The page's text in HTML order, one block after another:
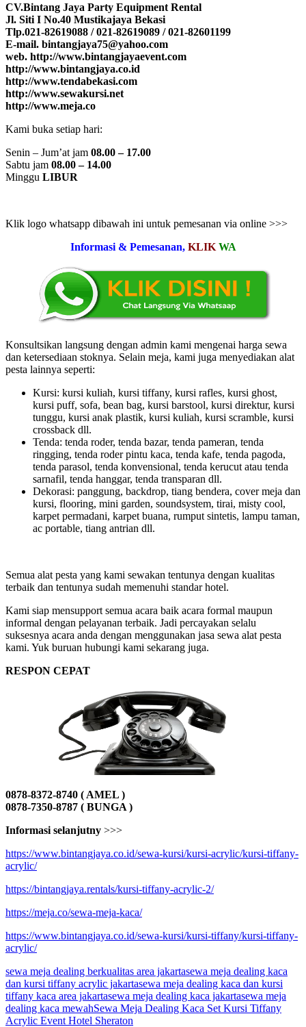
CV.Bintang Jaya Party Equipment Rental
Jl. Siti I No.40 Mustikajaya Bekasi
Tlp.021-82619088 / 021-82619089 / 021-82601199
E-mail. bintangjaya75@yahoo.com
web. http://www.bintangjayaevent.com
http://www.bintangjaya.co.id
http://www.tendabekasi.com
http://www.sewakursi.net
http://www.meja.co
Kami buka setiap hari:
Senin – Jum’at jam 08.00 – 17.00
Sabtu jam 08.00 – 14.00
Minggu LIBUR
Klik logo whatsapp dibawah ini untuk pemesanan via online >>>
Informasi & Pemesanan, KLIK WA
Konsultsikan langsung dengan admin kami mengenai harga sewa
dan ketersediaan stoknya. Selain meja, kami juga menyediakan alat
pesta lainnya seperti:
Kursi: kursi kuliah, kursi tiffany, kursi rafles, kursi ghost,
kursi puff, sofa, bean bag, kursi barstool, kursi direktur, kursi
tunggu, kursi anak plastik, kursi kuliah, kursi scramble, kursi
crossback dll.
Tenda: tenda roder, tenda bazar, tenda pameran, tenda
ringging, tenda roder pintu kaca, tenda kafe, tenda pagoda,
tenda parasol, tenda konvensional, tenda kerucut atau tenda
sarnafil, tenda hanggar, tenda transparan dll.
Dekorasi: panggung, backdrop, tiang bendera, cover meja dan
kursi, flooring, mini garden, soundsystem, tirai, misty cool,
karpet permadani, karpet buana, rumput sintetis, lampu taman,
ac portable, tiang antrian dll.
Semua alat pesta yang kami sewakan tentunya dengan kualitas
terbaik dan tentunya sudah memenuhi standar hotel.
Kami siap mensupport semua acara baik acara formal maupun
informal dengan pelayanan terbaik. Jadi percayakan selalu
suksesnya acara anda dengan menggunakan jasa sewa alat pesta
kami. Yuk buruan hubungi kami sekarang juga.
RESPON CEPAT
0878-8372-8740 ( AMEL )
0878-7350-8787 ( BUNGA )
Informasi selanjutny >>>
https://www.bintangjaya.co.id/sewa-kursi/kursi-acrylic/kursi-tiffany-
acrylic/
https://bintangjaya.rentals/kursi-tiffany-acrylic-2/
https://meja.co/sewa-meja-kaca/
https://www.bintangjaya.co.id/sewa-kursi/kursi-tiffany/kursi-tiffany-
acrylic/
sewa meja dealing berkualitas area jakartasewa meja dealing kaca
dan kursi tiffany acrylic jakartasewa meja dealing kaca dan kursi
tiffany kaca area jakartasewa meja dealing kaca jakartasewa meja
dealing kaca mewahSewa Meja Dealing Kaca Set Kursi Tiffany
Acrylic Event Hotel Sheraton